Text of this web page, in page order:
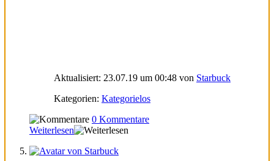
Aktualisiert: 23.07.19 um 00:48 von Starbuck
Kategorien: Kategorielos
0 Kommentare
Weiterlesen